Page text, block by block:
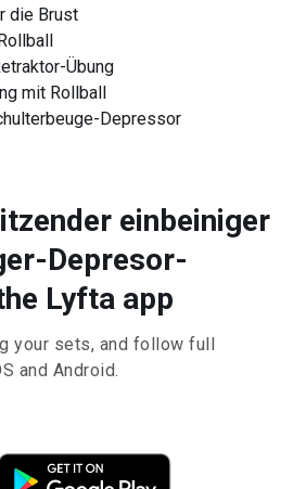
die Brust
Übung
mit Rollball
Depressor
einbeiniger
Depresor-
Lyfta app
your sets, and follow full
and Android.